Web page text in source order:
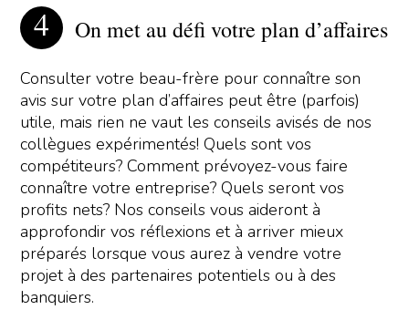
On met au défi votre plan d’affaires
Consulter votre beau-frère pour connaître son
avis sur votre plan d’affaires peut être (parfois)
utile, mais rien ne vaut les conseils avisés de nos
collègues expérimentés! Quels sont vos
compétiteurs? Comment prévoyez-vous faire
connaître votre entreprise? Quels seront vos
profits nets? Nos conseils vous aideront à
approfondir vos réflexions et à arriver mieux
préparés lorsque vous aurez à vendre votre
projet à des partenaires potentiels ou à des
banquiers.